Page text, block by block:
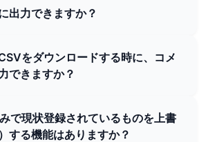
出力できますか？
をダウンロードする時に、コメ
できますか？
で現状登録されているものを上書
する機能はありますか？